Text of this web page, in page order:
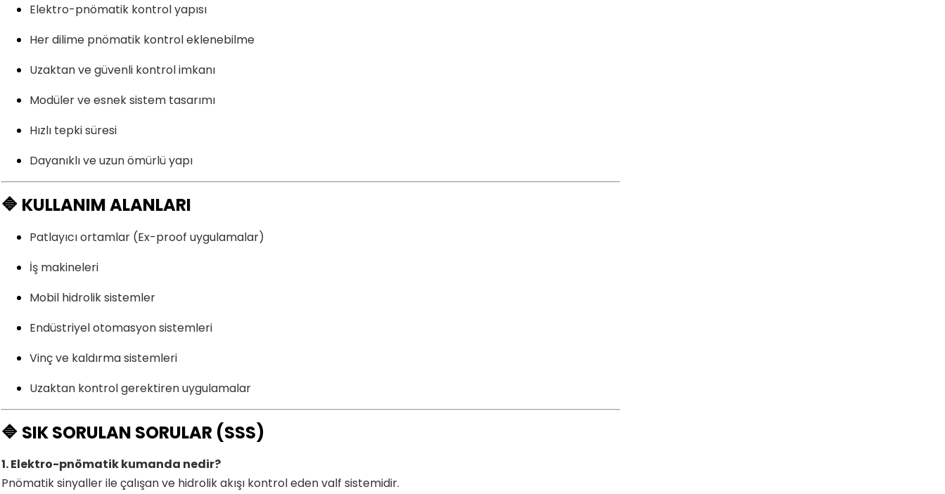
Elektro-pnömatik kontrol yapısı
Her dilime pnömatik kontrol eklenebilme
Uzaktan ve güvenli kontrol imkanı
Modüler ve esnek sistem tasarımı
Hızlı tepki süresi
Dayanıklı ve uzun ömürlü yapı
🔷 KULLANIM ALANLARI
Patlayıcı ortamlar (Ex-proof uygulamalar)
İş makineleri
Mobil hidrolik sistemler
Endüstriyel otomasyon sistemleri
Vinç ve kaldırma sistemleri
Uzaktan kontrol gerektiren uygulamalar
🔷 SIK SORULAN SORULAR (SSS)
1. Elektro-pnömatik kumanda nedir?
Pnömatik sinyaller ile çalışan ve hidrolik akışı kontrol eden valf sistemidir.